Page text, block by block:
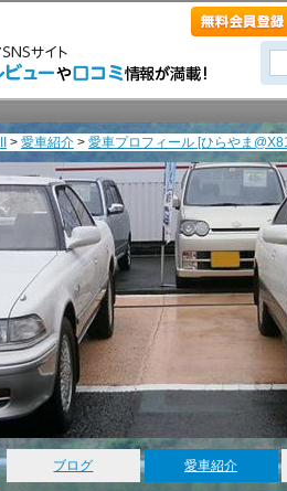
> 愛車紹介 > 愛車プロフィール [ひらやま
ブログ 愛車紹介